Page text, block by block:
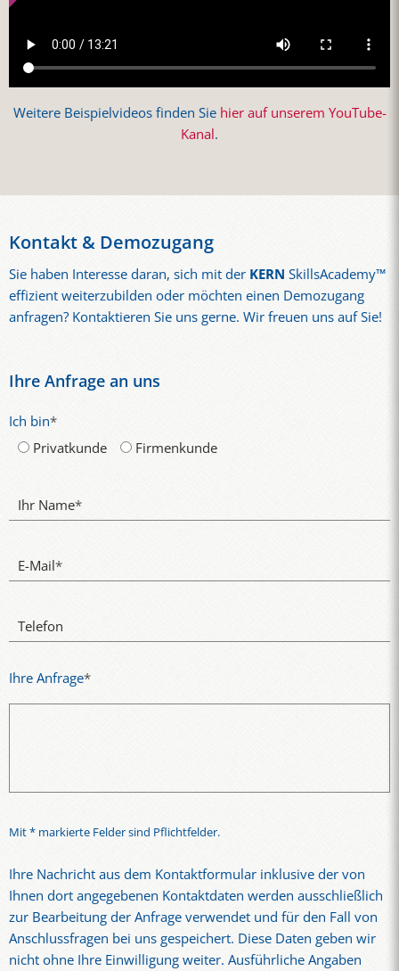
Weitere Beispielvideos finden Sie hier auf unserem YouTube-
Kanal.
Kontakt & Demozugang
Sie haben Interesse daran, sich mit der KERN SkillsAcademy™
effizient weiterzubilden oder möchten einen Demozugang
anfragen? Kontaktieren Sie uns gerne. Wir freuen uns auf Sie!
Ihre Anfrage an uns
Ich bin*
Privatkunde
Firmenkunde
Ihr Name*
E-Mail*
Telefon
Ihre Anfrage*
Mit * markierte Felder sind Pflichtfelder.
Ihre Nachricht aus dem Kontaktformular inklusive der von
Ihnen dort angegebenen Kontaktdaten werden ausschließlich
zur Bearbeitung der Anfrage verwendet und für den Fall von
Anschlussfragen bei uns gespeichert. Diese Daten geben wir
nicht ohne Ihre Einwilligung weiter. Ausführliche Angaben